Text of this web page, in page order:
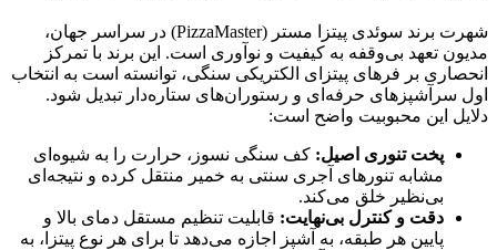
شهرت برند سوئدی پیتزا مستر (PizzaMaster) در سراسر جهان،
مدیون تعهد بی‌وقفه به کیفیت و نوآوری است. این برند با تمرکز
انحصاری بر فرهای پیتزای الکتریکی سنگی، توانسته است به انتخاب
اول سرآشپزهای حرفه‌ای و رستوران‌های ستاره‌دار تبدیل شود.
دلایل این محبوبیت واضح است:
پخت تنوری اصیل: کف سنگی نسوز، حرارت را به شیوه‌ای
مشابه تنورهای آجری سنتی به خمیر منتقل کرده و نتیجه‌ای
بی‌نظیر خلق می‌کند.
دقت و کنترل بی‌نهایت: قابلیت تنظیم مستقل دمای بالا و
پایین هر طبقه، به آشپز اجازه می‌دهد تا برای هر نوع پیتزا، به